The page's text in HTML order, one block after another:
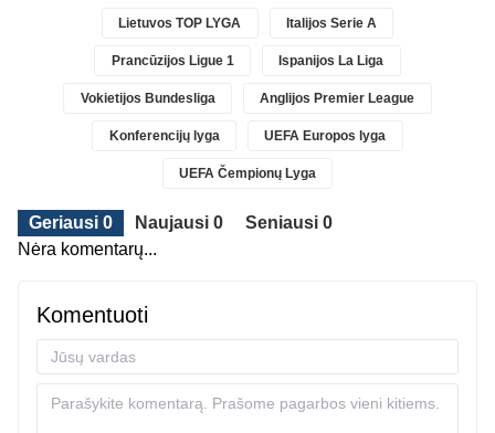
Lietuvos TOP LYGA Italijos Serie A
Prancūzijos Ligue 1 Ispanijos La Liga
Vokietijos Bundesliga Anglijos Premier League
Konferencijų lyga UEFA Europos lyga
UEFA Čempionų Lyga
Geriausi 0 Naujausi 0
Seniausi 0
Nėra komentarų...
Komentuoti